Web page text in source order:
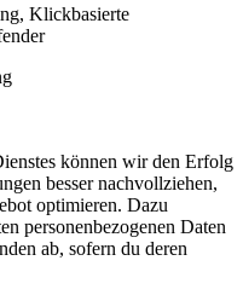
Klickbasierte
können wir den Erfolg
besser nachvollziehen,
optimieren. Dazu
personenbezogenen Daten
ab, sofern du deren